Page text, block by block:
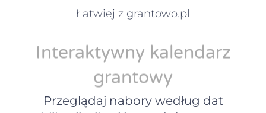
Łatwiej z grantowo.pl
Interaktywny kalendarz
grantowy
Przeglądaj nabory według dat